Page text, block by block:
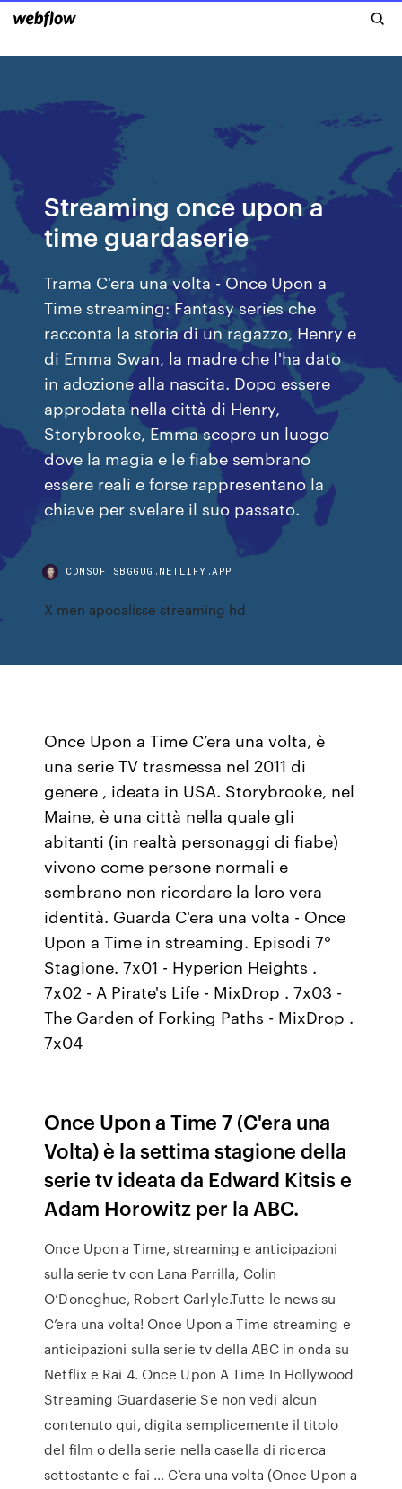
Streaming once upon a
time guardaserie
Trama C'era una volta - Once Upon a
Time streaming: Fantasy series che
racconta la storia di un ragazzo, Henry e
di Emma Swan, la madre che l'ha dato
in adozione alla nascita. Dopo essere
approdata nella città di Henry,
Storybrooke, Emma scopre un luogo
dove la magia e le fiabe sembrano
essere reali e forse rappresentano la
chiave per svelare il suo passato.
CDNSOFTSBGGUG.NETLIFY.APP
X men apocalisse streaming hd
Once Upon a Time C’era una volta, è
una serie TV trasmessa nel 2011 di
genere , ideata in USA. Storybrooke, nel
Maine, è una città nella quale gli
abitanti (in realtà personaggi di fiabe)
vivono come persone normali e
sembrano non ricordare la loro vera
identità. Guarda C'era una volta - Once
Upon a Time in streaming. Episodi 7°
Stagione. 7x01 - Hyperion Heights .
7x02 - A Pirate's Life - MixDrop . 7x03 -
The Garden of Forking Paths - MixDrop .
7x04
Once Upon a Time 7 (C'era una
Volta) è la settima stagione della
serie tv ideata da Edward Kitsis e
Adam Horowitz per la ABC.
Once Upon a Time, streaming e anticipazioni
sulla serie tv con Lana Parrilla, Colin
O’Donoghue, Robert Carlyle.Tutte le news su
C’era una volta! Once Upon a Time streaming e
anticipazioni sulla serie tv della ABC in onda su
Netflix e Rai 4. Once Upon A Time In Hollywood
Streaming Guardaserie Se non vedi alcun
contenuto qui, digita semplicemente il titolo
del film o della serie nella casella di ricerca
sottostante e fai … C’era una volta (Once Upon a